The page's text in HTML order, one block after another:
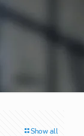
Show all